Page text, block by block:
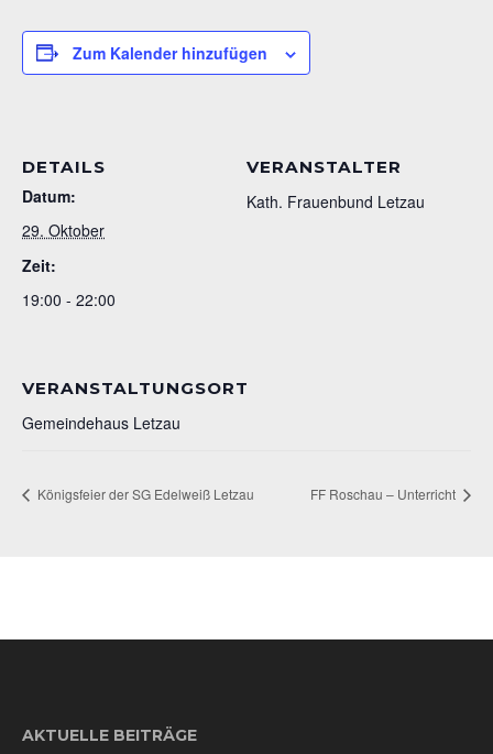
Zum Kalender hinzufügen
DETAILS
Datum:
29. Oktober
Zeit:
19:00 - 22:00
VERANSTALTER
Kath. Frauenbund Letzau
VERANSTALTUNGSORT
Gemeindehaus Letzau
Königsfeier der SG Edelweiß Letzau FF Roschau – Unterricht
AKTUELLE BEITRÄGE